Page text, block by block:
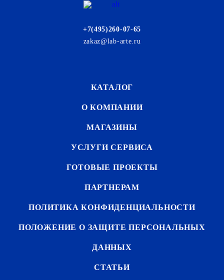
+7(495)260-07-65
zakaz@lab-arte.ru
КАТАЛОГ
О КОМПАНИИ
МАГАЗИНЫ
УСЛУГИ СЕРВИСА
ГОТОВЫЕ ПРОЕКТЫ
ПАРТНЕРАМ
ПОЛИТИКА КОНФИДЕНЦИАЛЬНОСТИ
ПОЛОЖЕНИЕ О ЗАЩИТЕ ПЕРСОНАЛЬНЫХ
ДАННЫХ
СТАТЬИ